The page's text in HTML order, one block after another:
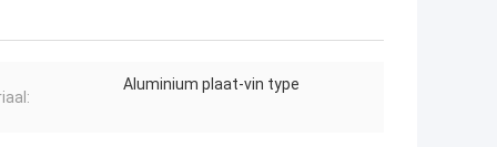
Aluminium plaat-vin type